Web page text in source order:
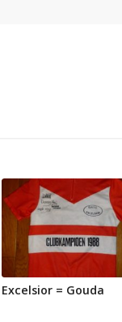
Excelsior = Gouda